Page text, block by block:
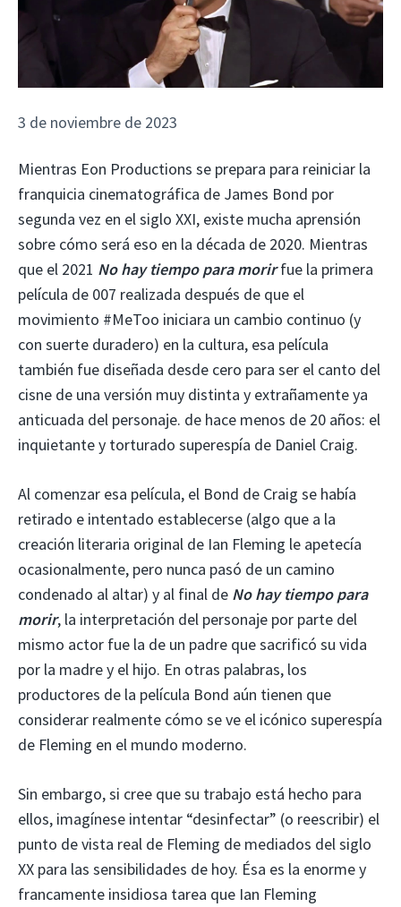
3 de noviembre de 2023
Mientras Eon Productions se prepara para reiniciar la
franquicia cinematográfica de James Bond por
segunda vez en el siglo XXI, existe mucha aprensión
sobre cómo será eso en la década de 2020. Mientras
que el 2021 No hay tiempo para morirfue la primera
película de 007 realizada después de que el
movimiento #MeToo iniciara un cambio continuo (y
con suerte duradero) en la cultura, esa película
también fue diseñada desde cero para ser el canto del
cisne de una versión muy distinta y extrañamente ya
anticuada del personaje. de hace menos de 20 años: el
inquietante y torturado superespía de Daniel Craig.
Al comenzar esa película, el Bond de Craig se había
retirado e intentado establecerse (algo que a la
creación literaria original de Ian Fleming le apetecía
ocasionalmente, pero nunca pasó de un camino
condenado al altar) y al final de No hay tiempo para
morir, la interpretación del personaje por parte del
mismo actor fue la de un padre que sacrificó su vida
por la madre y el hijo. En otras palabras, los
productores de la película Bond aún tienen que
considerar realmente cómo se ve el icónico superespía
de Fleming en el mundo moderno.
Sin embargo, si cree que su trabajo está hecho para
ellos, imagínese intentar “desinfectar” (o reescribir) el
punto de vista real de Fleming de mediados del siglo
XX para las sensibilidades de hoy. Ésa es la enorme y
francamente insidiosa tarea que Ian Fleming